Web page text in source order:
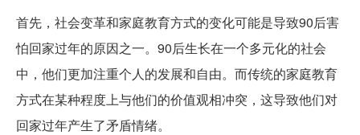
首先，社会变革和家庭教育方式的变化可能是导致90后害
怕回家过年的原因之一。90后生长在一个多元化的社会
中，他们更加注重个人的发展和自由。而传统的家庭教育
方式在某种程度上与他们的价值观相冲突，这导致他们对
回家过年产生了矛盾情绪。